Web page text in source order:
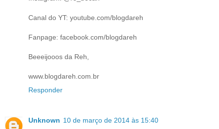
Canal do YT: youtube.com/blogdareh
Fanpage: facebook.com/blogdareh
Beeeijooos da Reh,
www.blogdareh.com.br
Responder
Unknown 10 de março de 2014 às 15:40